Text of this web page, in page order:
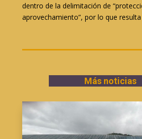
dentro de la delimitación de
aprovechamiento”, por lo que
Más noticias